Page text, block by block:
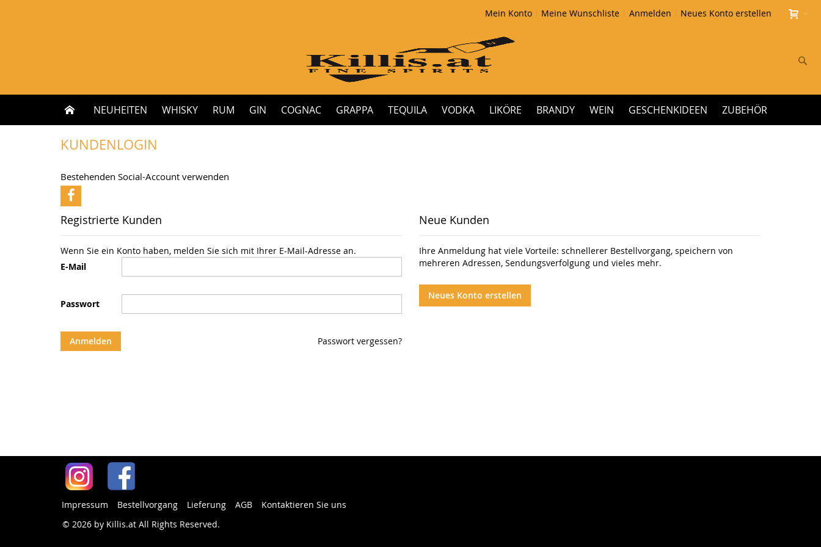
Mein Konto Meine Wunschliste Anmelden Neues Konto erstellen
NEUHEITEN WHISKY RUM GIN COGNAC GRAPPA TEQUILA VODKA LIKÖRE BRANDY WEIN GESCHENKIDEEN ZUBEHÖR
KUNDENLOGIN
Bestehenden Social-Account verwenden
Registrierte Kunden
Wenn Sie ein Konto haben, melden Sie sich mit Ihrer E-Mail-Adresse an.
E-Mail
Passwort
Anmelden Passwort vergessen?
Neue Kunden
Ihre Anmeldung hat viele Vorteile: schnellerer Bestellvorgang, speichern von
mehreren Adressen, Sendungsverfolgung und vieles mehr.
Neues Konto erstellen
Impressum Bestellvorgang Lieferung AGB
Kontaktieren Sie uns
© 2026 by Killis.at All Rights Reserved.